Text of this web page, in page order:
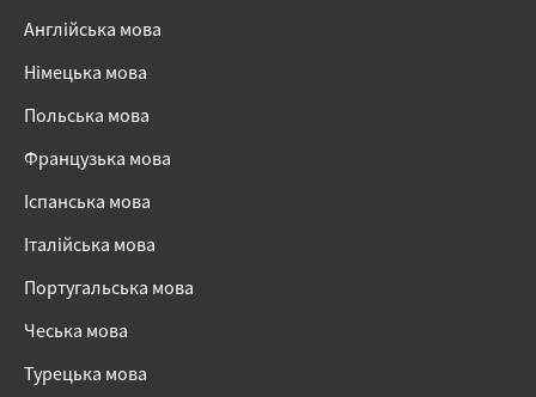
Англійська мова
Німецька мова
Польська мова
Французька мова
Іспанська мова
Італійська мова
Португальська мова
Чеська мова
Турецька мова